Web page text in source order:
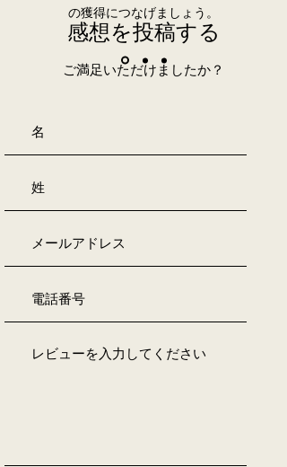
感想を投稿する
ご満足いただけましたか？
の獲得につなげましょう。